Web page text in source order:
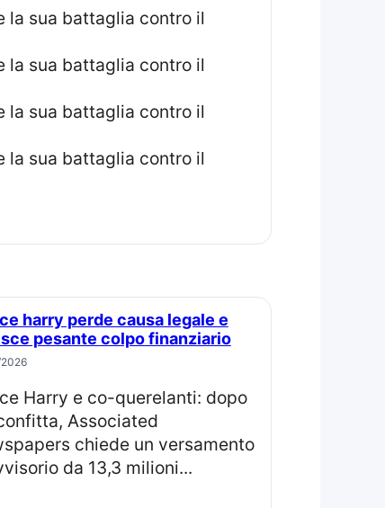
pesante colpo finanziario
Associated
chiede un versamento
da 13,3 milioni...